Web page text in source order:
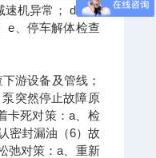
速机异常； d、轴
e、停车解体检查
游设备及管线；
突然停止故障原
卡死对策：a、检
密封漏油（6）故
弛对策：a、重新